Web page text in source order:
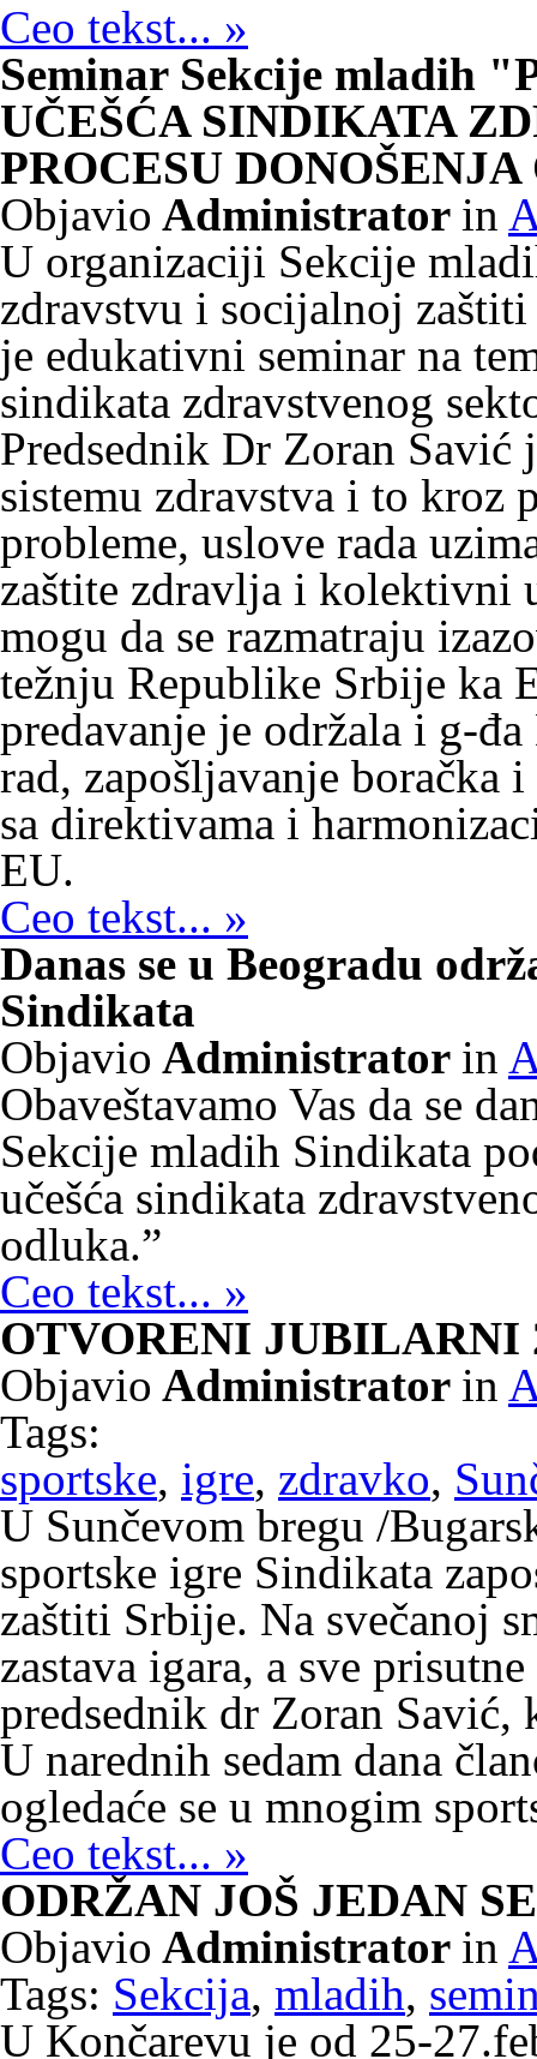
Ceo tekst... »
Seminar Sekcije mladih
UČEŠĆA SINDIKATA
PROCESU
Objavio Administrator in
U organizaciji Sekcije
zdravstvu i socijalnoj
je edukativni seminar na
sindikata zdravstvenog
Predsednik Dr Zoran Savić
sistemu zdravstva i to kroz
probleme, uslove rada
zaštite zdravlja i kolektivni
mogu da se razmatraju
težnju Republike Srbije ka
predavanje je održala i g-
rad, zapošljavanje boračka
sa direktivama i
EU.
Ceo tekst... »
Danas se u Beogradu
Sindikata
Objavio Administrator in
Obaveštavamo Vas da se
Sekcije mladih Sindikata
učešća sindikata
odluka.”
Ceo tekst... »
OTVORENI JUBILARNI
Objavio Administrator in
Tags:
sportske, igre, zdravko,
U Sunčevom bregu /
sportske igre Sindikata
zaštiti Srbije. Na svečanoj
zastava igara, a sve
predsednik dr Zoran
U narednih sedam dana
ogledaće se u mnogim
Ceo tekst... »
ODRŽAN JOŠ JEDAN
Objavio Administrator in
Tags: Sekcija, mladih,
U Končarevu je od 25-